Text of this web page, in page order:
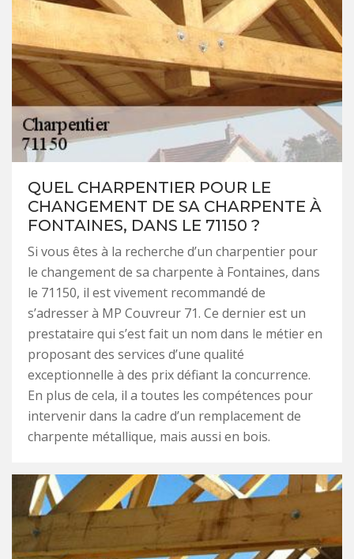
QUEL CHARPENTIER POUR LE
CHANGEMENT DE SA CHARPENTE À
FONTAINES, DANS LE 71150 ?
Si vous êtes à la recherche d’un charpentier pour
le changement de sa charpente à Fontaines, dans
le 71150, il est vivement recommandé de
s’adresser à MP Couvreur 71. Ce dernier est un
prestataire qui s’est fait un nom dans le métier en
proposant des services d’une qualité
exceptionnelle à des prix défiant la concurrence.
En plus de cela, il a toutes les compétences pour
intervenir dans la cadre d’un remplacement de
charpente métallique, mais aussi en bois.